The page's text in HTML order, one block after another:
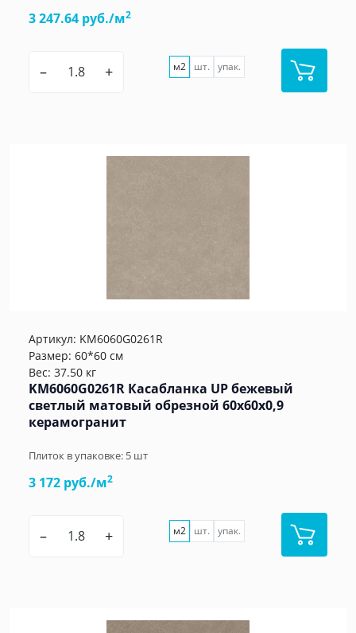
3 247.64 руб./м2
– + м2 шт. упак.
Артикул: KM6060G0261R
Размер: 60*60 см
Вес: 37.50 кг
KM6060G0261R Касабланка UP бежевый
светлый матовый обрезной 60x60x0,9
керамогранит
Плиток в упаковке: 5 шт
3 172 руб./м2
– + м2 шт. упак.